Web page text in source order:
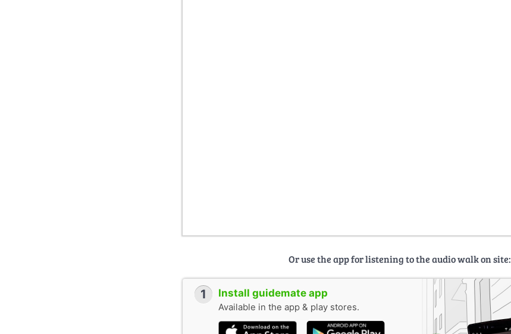
Or use the app for listening to the audio walk on site:
1 Install guidemate app
Available in the app & play stores.